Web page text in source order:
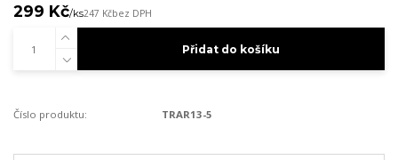
299 Kč/ks247 Kčbez DPH
Přidat do košíku
Číslo produktu: TRAR13-5